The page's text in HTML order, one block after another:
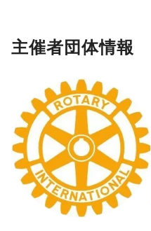
主催者団体情報